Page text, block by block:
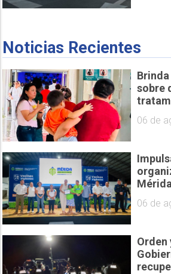
Noticias Recientes
sobre
06 de
06 de
Orden